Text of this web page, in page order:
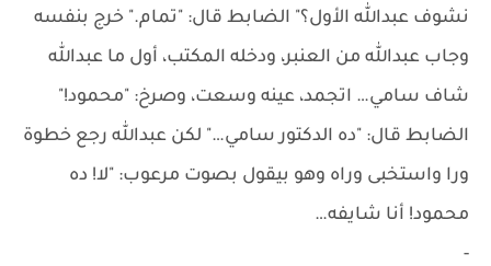
نشوف عبدالله الأول؟" الضابط قال: "تمام." خرج بنفسه
وجاب عبدالله من العنبر، ودخله المكتب، أول ما عبدالله
شاف سامي… اتجمد، عينه وسعت، وصرخ: "محمود!"
الضابط قال: "ده الدكتور سامي…" لكن عبدالله رجع خطوة
ورا واستخبى وراه وهو بيقول بصوت مرعوب: "لا! ده
محمود! أنا شايفه…
-